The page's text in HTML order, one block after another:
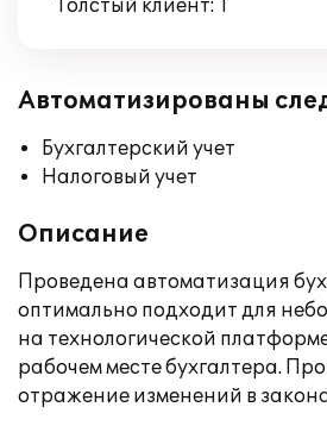
Толстый клиент: 1
Автоматизированы
Бухгалтерский учет
Налоговый учет
Описание
Проведена автоматизация
оптимально подходит для
на технологической
рабочем месте бухгалтера.
отражение изменений в